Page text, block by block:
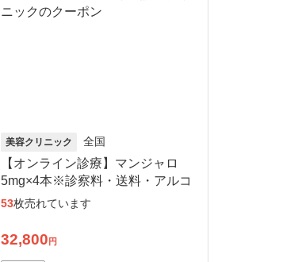
美容クリニック 全国
【オンライン診療】マンジャロ
5mg×4本※診察料・送料・アルコ
ール綿込
53枚売れています
32,800 円